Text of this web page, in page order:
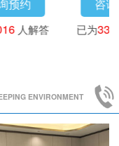
已为3016 人解答
ENVIRONMENT